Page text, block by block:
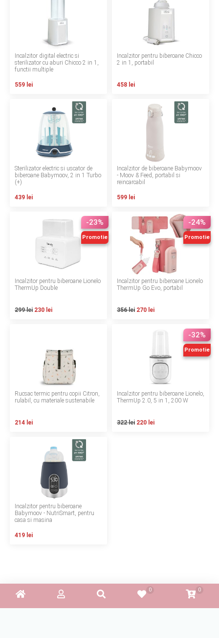
Informatii companie
Despre noi
Regulament giveaway
Showroom
Depozit
Q & A
Politica de confidentialitate
Politica de utilizare cookie-uri
Instalare scaune/scoici auto
ANPC
ANPC SAL
Copyright 2026 BabyMatters
Incalzitor digital electric si
sterilizator cu aburi Chicco 2 in 1,
functii multiple
559 lei
Incalzitor pentru biberoane Chicco
2 in 1, portabil
458 lei
Sterilizator electric si uscator de
biberoane Babymoov, 2 in 1 Turbo
(+)
439 lei
Incalzitor de biberoane Babymoov
- Moov & Feed, portabil si
reincarcabil
599 lei
-23%
Promotie
Incalzitor pentru biberoane Lionelo
ThermUp Double
299 lei 230 lei
-24%
Promotie
Incalzitor pentru biberoane Lionelo
ThermUp Go Evo, portabil
356 lei 270 lei
Rucsac termic pentru copii Citron,
rulabil, cu materiale sustenabile
214 lei
-32%
Promotie
Incalzitor pentru biberoane Lionelo,
ThermUp 2.0, 5 in 1, 200 W
322 lei 220 lei
Incalzitor pentru biberoane
Babymoov - NutriSmart, pentru
casa si masina
419 lei